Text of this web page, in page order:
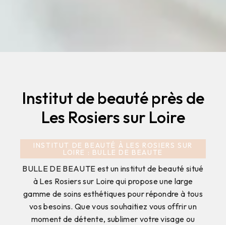
Institut de beauté près de
Les Rosiers sur Loire
INSTITUT DE BEAUTÉ À LES ROSIERS SUR
LOIRE : BULLE DE BEAUTE
BULLE DE BEAUTE est un institut de beauté situé
à Les Rosiers sur Loire qui propose une large
gamme de soins esthétiques pour répondre à tous
vos besoins. Que vous souhaitiez vous offrir un
moment de détente, sublimer votre visage ou